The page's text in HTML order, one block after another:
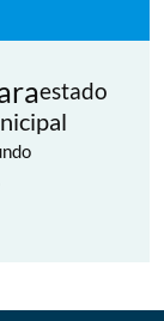
estado